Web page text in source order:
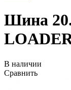
Шина
В наличии
Сравнить